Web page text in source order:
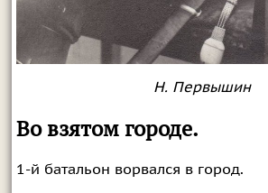
Н. Первышин
Во взятом городе.
1-й батальон ворвался в город.